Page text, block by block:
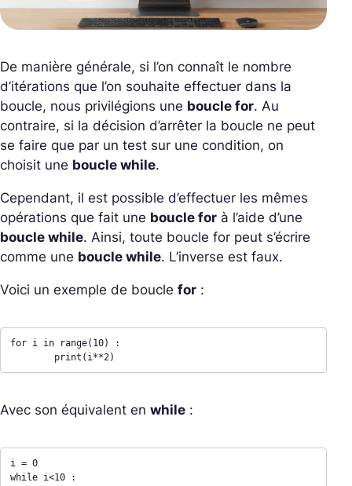
De manière générale, si l’on connaît le nombre
d’itérations que l’on souhaite effectuer dans la
boucle, nous privilégions une boucle for. Au
contraire, si la décision d’arrêter la boucle ne peut
se faire que par un test sur une condition, on
choisit une boucle while.
Cependant, il est possible d’effectuer les mêmes
opérations que fait une boucle for à l’aide d’une
boucle while. Ainsi, toute boucle for peut s’écrire
comme une boucle while. L’inverse est faux.
Voici un exemple de boucle for :
for i in range(10) :
	print(i**2)
Avec son équivalent en while :
i = 0
while i<10 :